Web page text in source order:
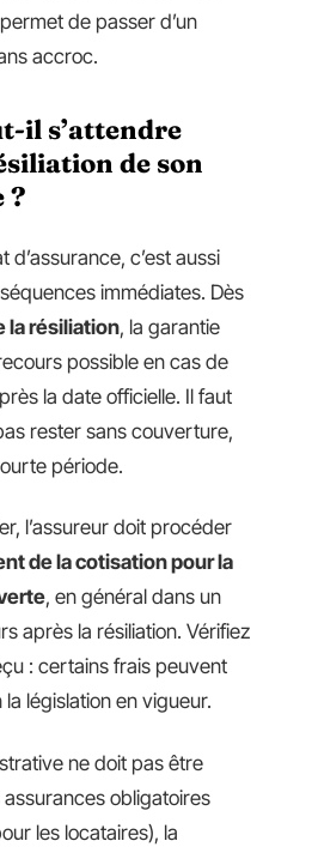
de passer d’un
accroc.
il s’attendre
de son
?
d’assurance, c’est aussi
immédiates. Dès
la résiliation, la garantie
possible en cas de
la date officielle. Il faut
rester sans couverture,
période.
l’assureur doit procéder
de la cotisation pour la
, en général dans un
après la résiliation. Vérifiez
: certains frais peuvent
législation en vigueur.
ne doit pas être
assurances obligatoires
les locataires), la